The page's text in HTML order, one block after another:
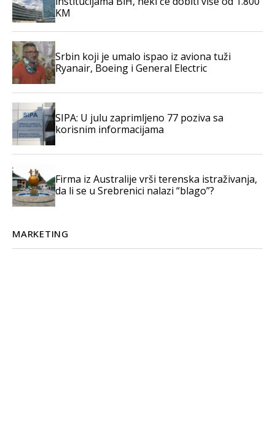
KM
Srbin koji je umalo ispao iz aviona tuži
Ryanair, Boeing i General Electric
SIPA: U julu zaprimljeno 77 poziva sa
korisnim informacijama
Firma iz Australije vrši terenska istraživanja,
da li se u Srebrenici nalazi “blago”?
MARKETING